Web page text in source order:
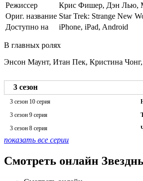
Режиссер
Крис Фишер, Дэн Лью,
Ориг. название Star Trek: Strange New
Доступно на
iPhone, iPad, Android
В главных ролях
Энсон Маунт, Итан Пек, Кристина
3 сезон
3 сезон 10 серия
3 сезон 9 серия
3 сезон 8 серия
показать все серии
Смотреть онлайн